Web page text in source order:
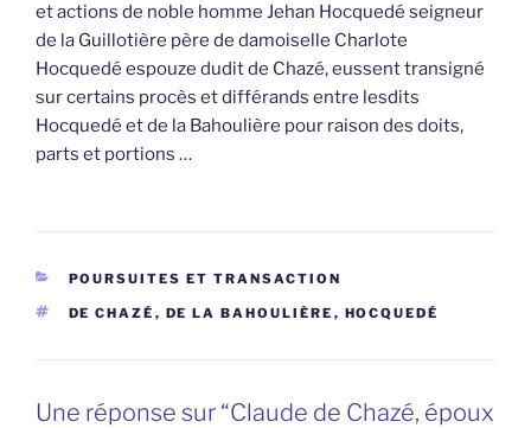
et actions de noble homme Jehan Hocquedé seigneur
de la Guillotière père de damoiselle Charlote
Hocquedé espouze dudit de Chazé, eussent transigné
sur certains procès et différands entre lesdits
Hocquedé et de la Bahoulière pour raison des doits,
parts et portions …
CATÉGORIES
POURSUITES ET TRANSACTION
ÉTIQUETTES
DE CHAZÉ , DE LA BAHOULIÈRE , HOCQUEDÉ
Une réponse sur “Claude de Chazé, époux